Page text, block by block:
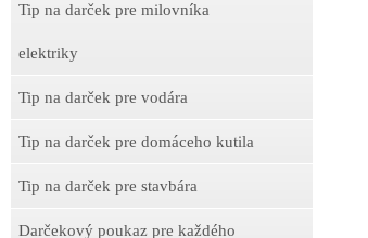
Tip na darček pre milovníka
elektriky
Tip na darček pre vodára
Tip na darček pre domáceho kutila
Tip na darček pre stavbára
Darčekový poukaz pre každého